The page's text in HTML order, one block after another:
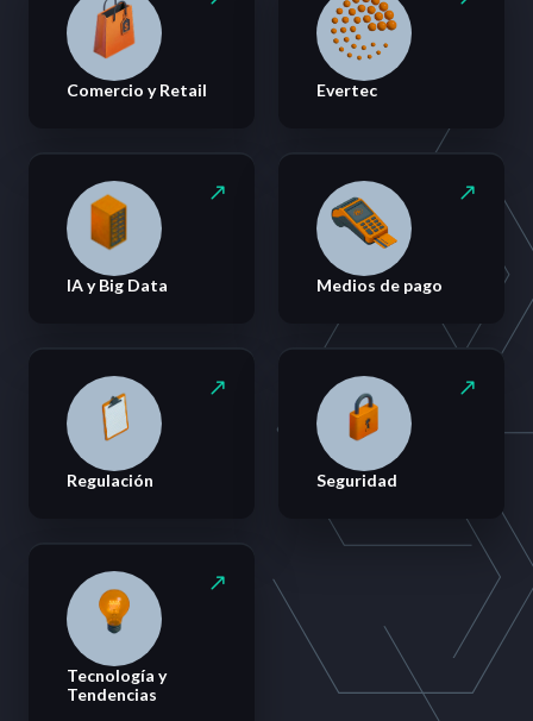
Comercio y Retail Evertec
IA y Big Data Medios de pago
Regulación Seguridad
Tecnología y
Tendencias